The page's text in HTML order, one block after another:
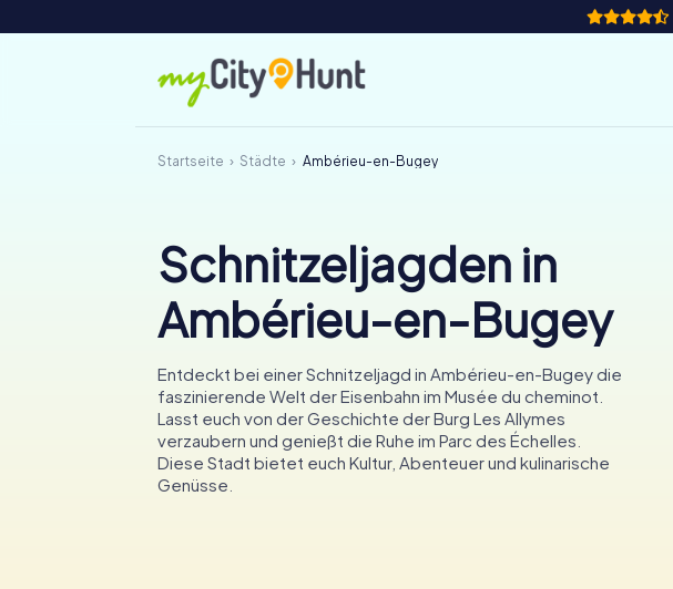
Startseite Städte Ambérieu-en-Bugey
Schnitzeljagden in
Ambérieu-en-Bugey
Entdeckt bei einer Schnitzeljagd in Ambérieu-en-Bugey die
faszinierende Welt der Eisenbahn im Musée du cheminot.
Lasst euch von der Geschichte der Burg Les Allymes
verzaubern und genießt die Ruhe im Parc des Échelles.
Diese Stadt bietet euch Kultur, Abenteuer und kulinarische
Genüsse.